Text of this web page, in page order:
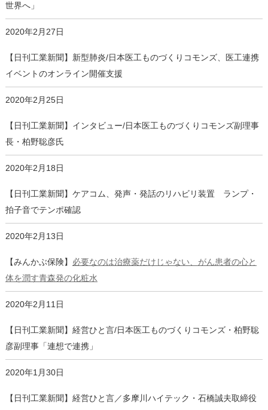
世界へ」
2020年2月27日
【日刊工業新聞】新型肺炎/日本医工ものづくりコモンズ、医工連携
イベントのオンライン開催支援
2020年2月25日
【日刊工業新聞】インタビュー/日本医工ものづくりコモンズ副理事
長・柏野聡彦氏
2020年2月18日
【日刊工業新聞】ケアコム、発声・発話のリハビリ装置 ランプ・
拍子音でテンポ確認
2020年2月13日
【みんかぶ保険】 必要なのは治療薬だけじゃない、がん患者の心と
体を潤す青森発の化粧水
2020年2月11日
【日刊工業新聞】経営ひと言/日本医工ものづくりコモンズ・柏野聡
彦副理事「連想で連携」
2020年1月30日
【日刊工業新聞】経営ひと言／多摩川ハイテック・石橋誠夫取締役